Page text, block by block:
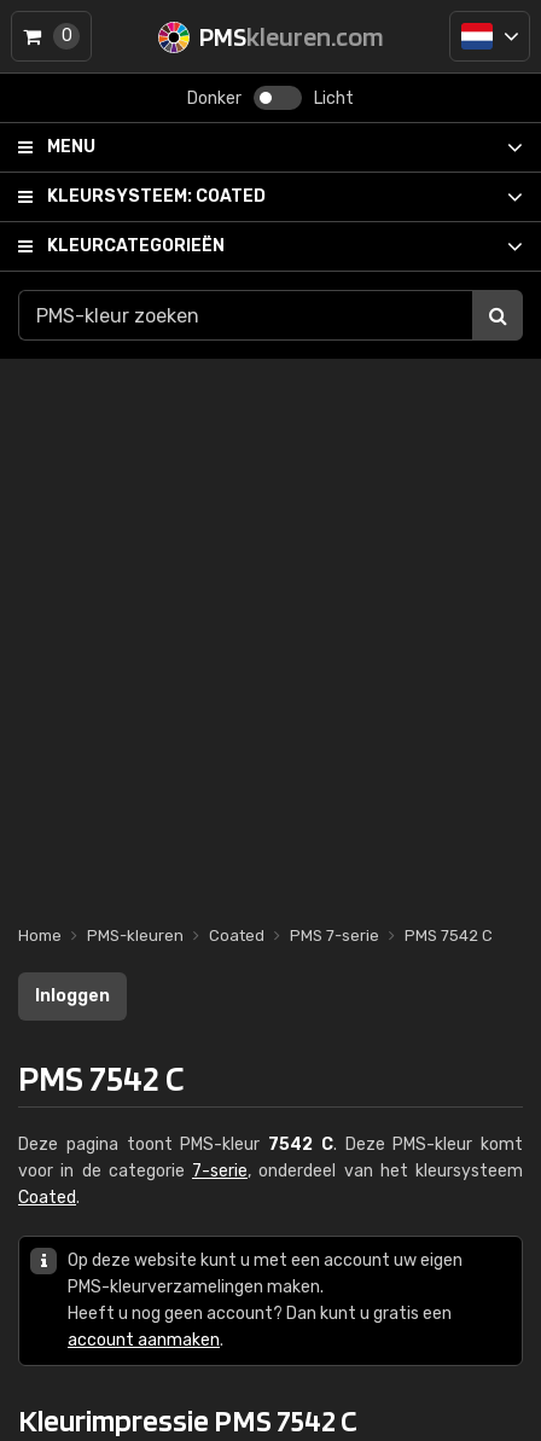
PMSkleuren.com
Donker Licht
MENU
KLEURSYSTEEM: COATED
KLEURCATEGORIEËN
0
Home PMS-kleuren Coated PMS 7-serie PMS 7542 C
Inloggen
PMS 7542 C
Deze pagina toont PMS-kleur 7542 C. Deze PMS-kleur komt
voor in de categorie 7-serie, onderdeel van het kleursysteem
Coated.
Op deze website kunt u met een account uw eigen
PMS-kleurverzamelingen maken.
Heeft u nog geen account? Dan kunt u gratis een
account aanmaken.
Kleurimpressie PMS 7542 C